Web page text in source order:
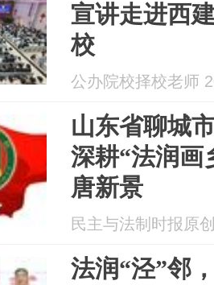
宣讲走进西
校
公办院校择校老师
山东省聊城
深耕“法润画
唐新景
民主与法制时报原
法润“泾”邻